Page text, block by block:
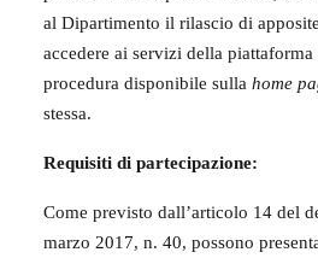
al Dipartimento il rilascio di
accedere ai servizi della
procedura disponibile sulla home
stessa.
Requisiti di partecipazione:
Come previsto dall’articolo 14 del
marzo 2017, n. 40, possono